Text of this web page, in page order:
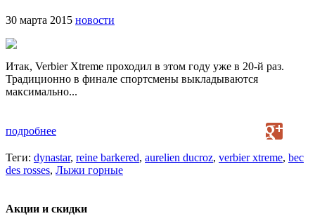
30 марта 2015 новости
Итак, Verbier Xtreme проходил в этом году уже в 20-й раз.
Традиционно в финале спортсмены выкладываются
максимально...
подробнее
Теги: dynastar, reine barkered, aurelien ducroz, verbier xtreme, bec
des rosses, Лыжи горные
Акции и скидки